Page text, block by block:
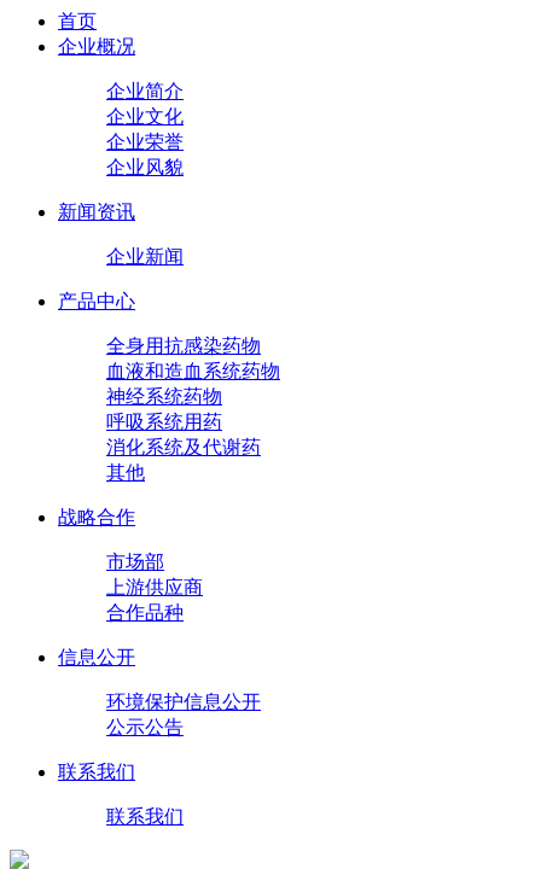
首页
企业概况
企业简介
企业文化
企业荣誉
企业风貌
新闻资讯
企业新闻
产品中心
全身用抗感染药物
血液和造血系统药物
神经系统药物
呼吸系统用药
消化系统及代谢药
其他
战略合作
市场部
上游供应商
合作品种
信息公开
环境保护信息公开
公示公告
联系我们
联系我们